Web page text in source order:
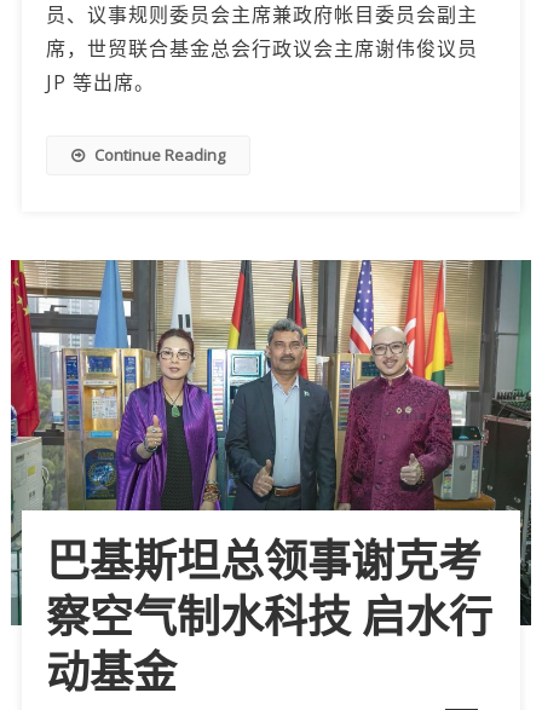
员、议事规则委员会主席兼政府帐目委员会副主
席，世贸联合基金总会行政议会主席谢伟俊议员
JP 等出席。
Continue Reading
巴基斯坦总领事谢克考
察空气制水科技 启水行
动基金